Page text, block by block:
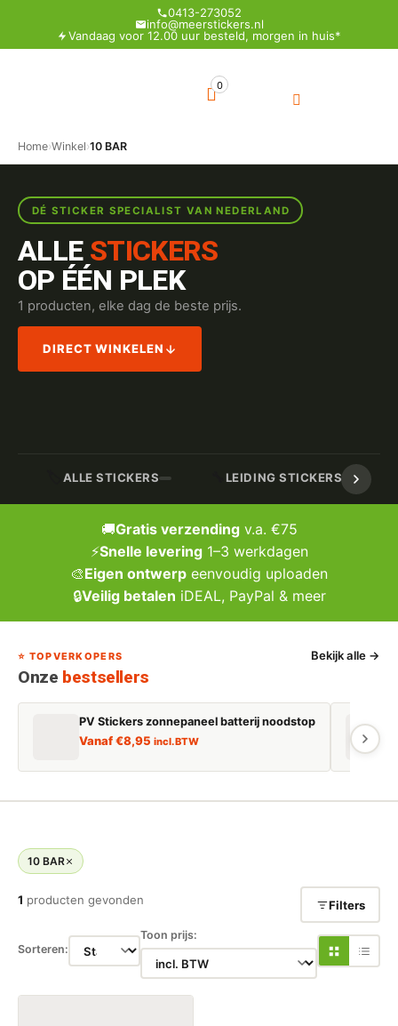
0413-273052
info@meerstickers.nl
Vandaag voor 12.00 uur besteld, morgen in huis*
0
Home›Winkel›10 BAR
DÉ STICKER SPECIALIST VAN NEDERLAND
ALLE STICKERS
OP ÉÉN PLEK
1 producten, elke dag de beste prijs.
DIRECT WINKELEN
ALLE STICKERS LEIDING STICKERS /
🚚Gratis verzendingv.a. €75
⚡Snelle levering1–3 werkdagen
🎨Eigen ontwerp eenvoudig uploaden
🔒Veilig betalen iDEAL, PayPal & meer
⭐ TOPVERKOPERS
Onze bestsellers
Bekijk alle →
PV Stickers zonnepaneel batterij noodstop
Vanaf€8,95 incl. BTW
10 BAR
1 producten gevonden Filters
Sorteren:
Toon prijs: